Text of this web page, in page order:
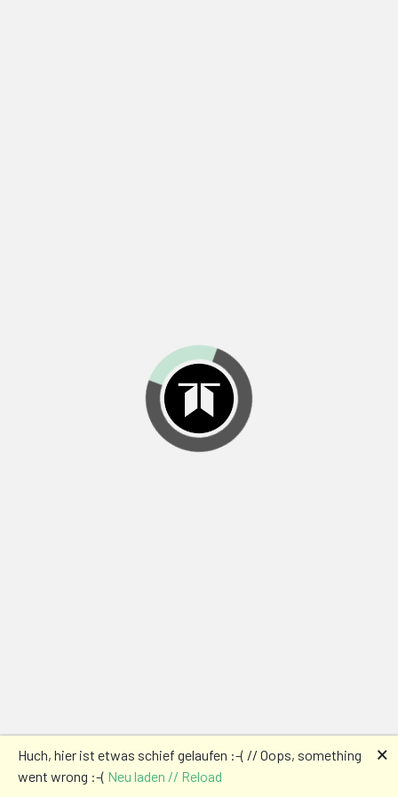
Huch, hier ist etwas schief gelaufen :-( // Oops, something
went wrong :-( Neu laden // Reload
🗙